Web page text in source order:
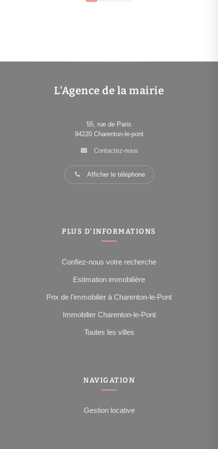
L'Agence de la mairie
55, rue de Paris
94220 Charenton-le-pont
Contactez-nous
Afficher le téléphone
PLUS D'INFORMATIONS
Confiez-nous votre recherche
Estimation immobilière
Prix de l'immobilier à Charenton-le-Pont
Immobilier Charenton-le-Pont
Toutes les villes
NAVIGATION
Gestion locative